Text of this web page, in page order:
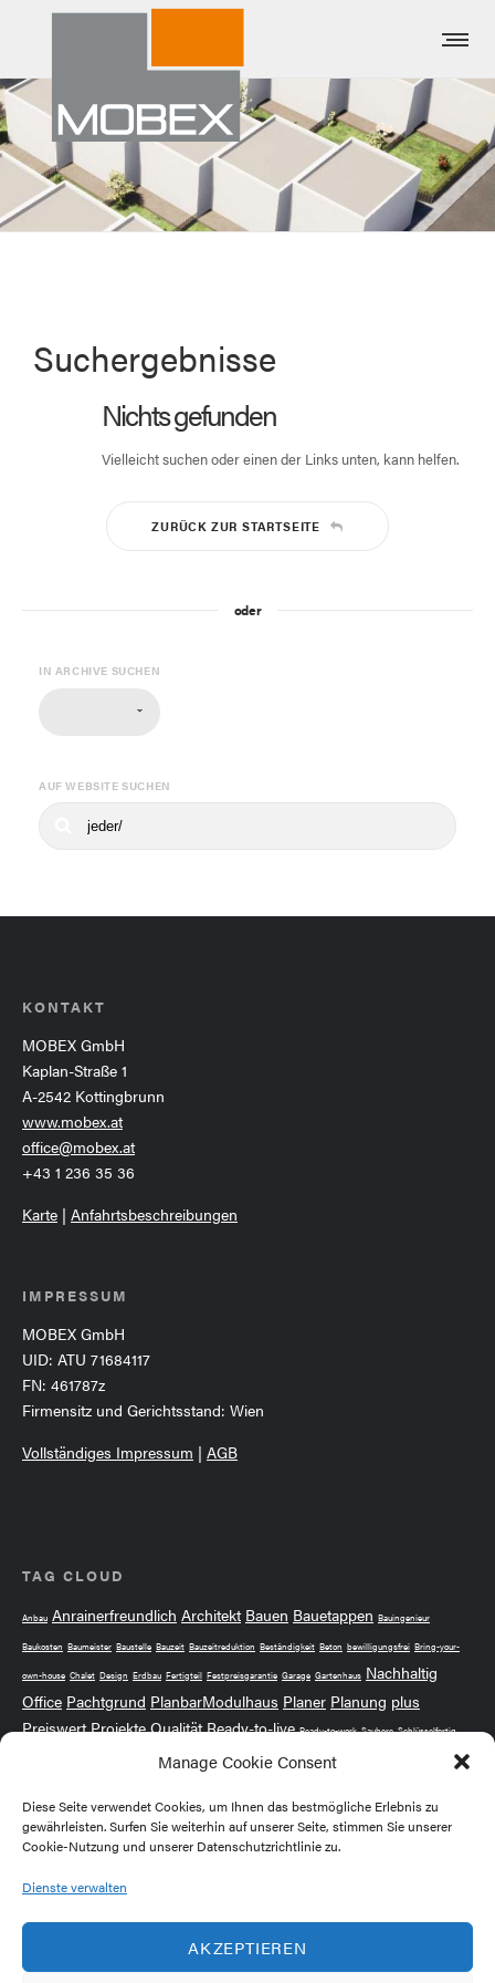
Manage Cookie Consent
Diese Seite verwendet Cookies, um Ihnen das bestmögliche Erlebnis zu
gewährleisten. Surfen Sie weiterhin auf unserer Seite, stimmen Sie unserer
Cookie-Nutzung und unserer Datenschutzrichtlinie zu.
Dienste verwalten
AKZEPTIEREN
Suchergebnisse
Nichts gefunden
Vielleicht suchen oder einen der Links unten, kann helfen.
ZURÜCK ZUR STARTSEITE
oder
IN ARCHIVE SUCHEN
AUF WEBSITE SUCHEN
KONTAKT
MOBEX GmbH
Kaplan-Straße 1
A-2542 Kottingbrunn
www.mobex.at
office@mobex.at
+43 1 236 35 36
Karte | Anfahrtsbeschreibungen
IMPRESSUM
MOBEX GmbH
UID: ATU 71684117
FN: 461787z
Firmensitz und Gerichtsstand: Wien
Vollständiges Impressum | AGB
TAG CLOUD
Anbau Anrainerfreundlich Architekt Bauen Bauetappen Bauingenieur
Baukosten Baumeister Baustelle Bauzeit Bauzeitreduktion Beständigkeit Beton bewilligungsfrei Bring-your-
own-house Chalet Design Erdbau Fertigteil Festpreisgarantie Garage Gartenhaus Nachhaltig
Office Pachtgrund PlanbarModulhaus Planer Planung plus
Preiswert Projekte Qualität Ready-to-live Ready-to-work Saubere Schlüsselfertig
Stressfrei Vertrauen Wintergarten
ÖBA